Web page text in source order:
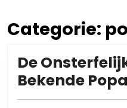
Categorie:
De
Bekende